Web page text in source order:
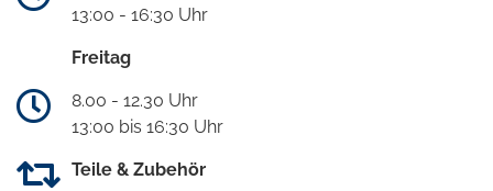
13:00 - 16:30 Uhr
Freitag
8.00 - 12.30 Uhr
13:00 bis 16:30 Uhr
Teile & Zubehör